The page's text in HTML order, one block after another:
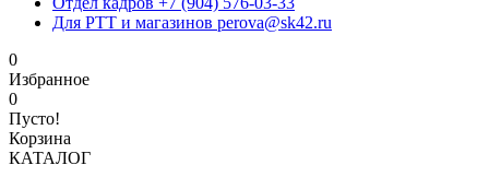
Для РТТ и магазинов perova@sk42.ru
0
Избранное
0
Пусто!
Корзина
КАТАЛОГ